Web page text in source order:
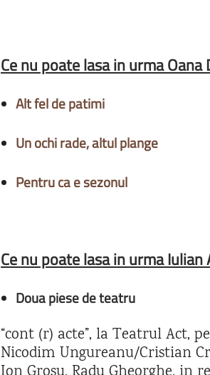
Ce nu poate lasa in urma Oana
Alt fel de patimi
Un ochi rade, altul plange
Pentru ca e sezonul
Ce nu poate lasa in urma Iulian
Doua piese de teatru
“cont (r) acte”, la Teatrul Act,
Nicodim Ungureanu/Cristian